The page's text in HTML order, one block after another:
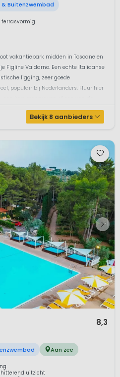
& Buitenzwembad
terrasvormig
vakantiepark midden in Toscane en
Figline Valdarno. Een echte Italiaanse
ligging, zeer goede
populair bij Nederlanders. Huur hier
Bekijk 8 aanbieders
8,3
Aan zee
uitzicht